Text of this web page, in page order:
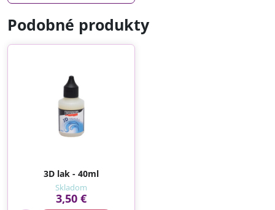
Podobné produkty
3D lak - 40ml
Skladom
3,50 €